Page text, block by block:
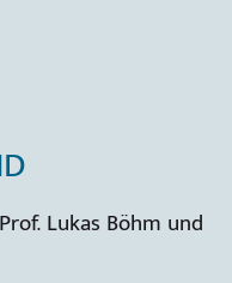
Lukas Böhm und